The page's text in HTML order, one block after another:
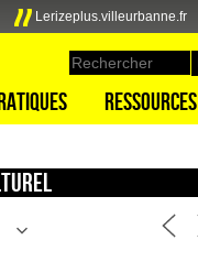
Lerizeplus.villeurbanne.fr
Ressources